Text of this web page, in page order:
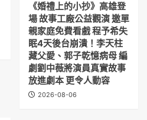
《婚禮上的小抄》高雄登
場 故事工廠公益觀演 邀單
親家庭免費看戲 程予希失
眠4天後台崩潰！李天柱
藏父愛、郭子乾憶病母 編
劇劉中薇將演員真實故事
放進劇本 更令人動容
2026-08-06